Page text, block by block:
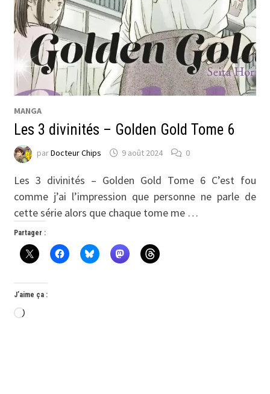
MANGA
Les 3 divinités – Golden Gold Tome 6
parDocteur Chips 9 août 2024 0
Les 3 divinités – Golden Gold Tome 6 C’est fou
comme j’ai l’impression que personne ne parle de
cette série alors que chaque tome me …
Partager :
J’aime ça :
Chargement…